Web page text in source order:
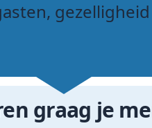
graag je